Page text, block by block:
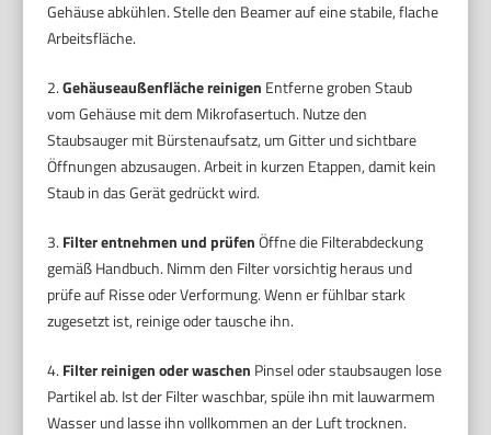
Gehäuse abkühlen. Stelle den Beamer auf eine stabile, flache
Arbeitsfläche.
2.Gehäuseaußenfläche reinigen Entferne groben Staub
vom Gehäuse mit dem Mikrofasertuch. Nutze den
Staubsauger mit Bürstenaufsatz, um Gitter und sichtbare
Öffnungen abzusaugen. Arbeit in kurzen Etappen, damit kein
Staub in das Gerät gedrückt wird.
3. Filter entnehmen und prüfenÖffne die Filterabdeckung
gemäß Handbuch. Nimm den Filter vorsichtig heraus und
prüfe auf Risse oder Verformung. Wenn er fühlbar stark
zugesetzt ist, reinige oder tausche ihn.
4. Filter reinigen oder waschen Pinsel oder staubsaugen lose
Partikel ab. Ist der Filter waschbar, spüle ihn mit lauwarmem
Wasser und lasse ihn vollkommen an der Luft trocknen.